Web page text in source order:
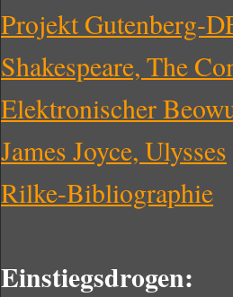
Projekt Gutenberg-
Shakespeare, The
Elektronischer
James Joyce, Ulysses
Rilke-Bibliographie
Einstiegsdrogen: